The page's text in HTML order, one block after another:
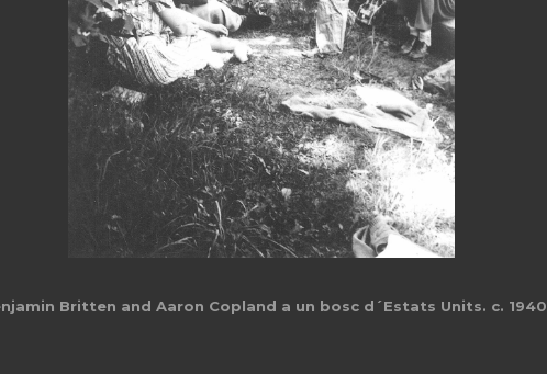
Britten and Aaron Copland a un bosc d´Estats Units. c. 1940